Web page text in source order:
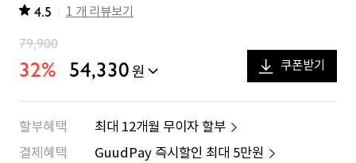
4.5
1 개 리뷰보기
79,900
32% 54,330원 쿠폰받기
할부혜택
최대 12개월 무이자 할부
결제혜택
GuudPay 즉시할인 최대 5만원